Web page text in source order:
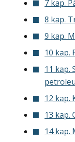
7 kap.
8 kap.
9 kap.
10 kap.
11 kap.
12 kap.
13 kap.
14 kap.